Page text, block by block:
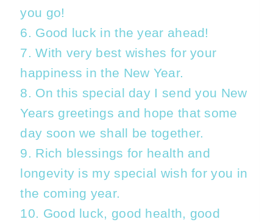
you go!
6. Good luck in the year ahead!
7. With very best wishes for your
happiness in the New Year.
8. On this special day I send you New
Years greetings and hope that some
day soon we shall be together.
9. Rich blessings for health and
longevity is my special wish for you in
the coming year.
10. Good luck, good health, good